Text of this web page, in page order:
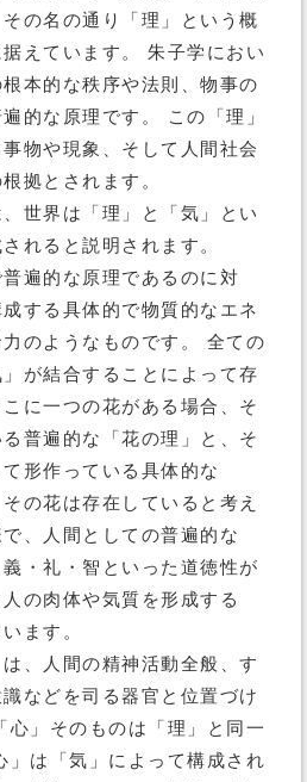
その名の通り「理」という概
えています。 朱子学におい
本的な秩序や法則、物事の
的な原理です。 この「理」
物や現象、そして人間社会
拠とされます。
世界は「理」と「気」とい
れると説明されます。
普遍的な原理であるのに対
する具体的で物質的なエネ
のようなものです。 全ての
が結合することによって存
に一つの花がある場合、そ
普遍的な「花の理」と、そ
形作っている具体的な
の花は存在していると考え
、人間としての普遍的な
義・礼・智といった道徳性が
の肉体や気質を形成する
ます。
、人間の精神活動全般、す
などを司る器官と位置づけ
心」そのものは「理」と同一
」は「気」によって構成され